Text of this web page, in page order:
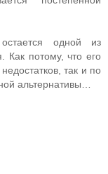
одной из
Как потому, что его
так и по
альтернативы…